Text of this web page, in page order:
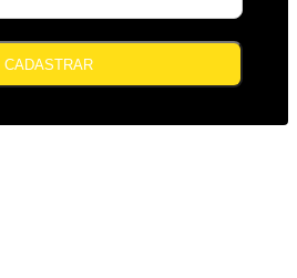
CADASTRAR